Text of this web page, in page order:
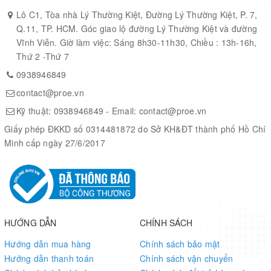
Lô C1, Tòa nhà Lý Thường Kiệt, Đường Lý Thường Kiệt, P. 7,
Q.11, TP. HCM. Góc giao lộ đường Lý Thường Kiệt và đường
Vĩnh Viễn. Giờ làm việc: Sáng 8h30-11h30, Chiều : 13h-16h,
Thứ 2 -Thứ 7
0938946849
contact@proe.vn
Kỹ thuật: 0938946849 - Email: contact@proe.vn
Giấy phép ĐKKD số 0314481872 do Sở KH&ĐT thành phố Hồ Chí
Minh cấp ngày 27/6/2017
HƯỚNG DẪN
Hướng dẫn mua hàng
Hướng dẫn thanh toán
CHÍNH SÁCH
Chính sách bảo mật
Chính sách vận chuyển